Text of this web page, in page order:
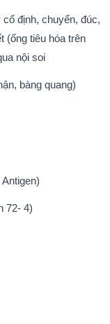
định, chuyển, đúc,
(ống tiêu hóa trên
nội soi
bàng quang)
72- 4)